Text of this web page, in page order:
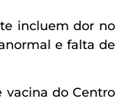
incluem dor no
e falta de
vacina do Centro